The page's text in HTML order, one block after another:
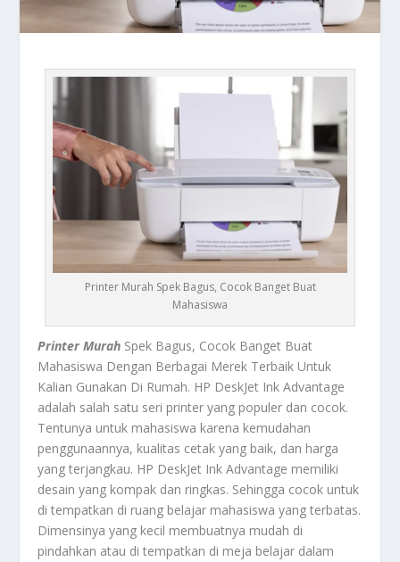
Printer Murah Spek Bagus, Cocok Banget Buat
Mahasiswa
Printer Murah Spek Bagus, Cocok Banget Buat
Mahasiswa Dengan Berbagai Merek Terbaik Untuk
Kalian Gunakan Di Rumah. HP DeskJet Ink Advantage
adalah salah satu seri printer yang populer dan cocok.
Tentunya untuk mahasiswa karena kemudahan
penggunaannya, kualitas cetak yang baik, dan harga
yang terjangkau. HP DeskJet Ink Advantage memiliki
desain yang kompak dan ringkas. Sehingga cocok untuk
di tempatkan di ruang belajar mahasiswa yang terbatas.
Dimensinya yang kecil membuatnya mudah di
pindahkan atau di tempatkan di meja belajar dalam